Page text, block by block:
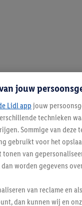
jouw
Lidl app jouw
technieken
Sommige van
gebruikt voor het
van
worden gegevens
van reclame en
dan kunnen wij en